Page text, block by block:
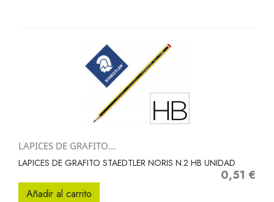
LAPICES DE GRAFITO...
LAPICES DE GRAFITO STAEDTLER NORIS N.2 HB UNIDAD
Precio
0,51 €
Añadir al carrito